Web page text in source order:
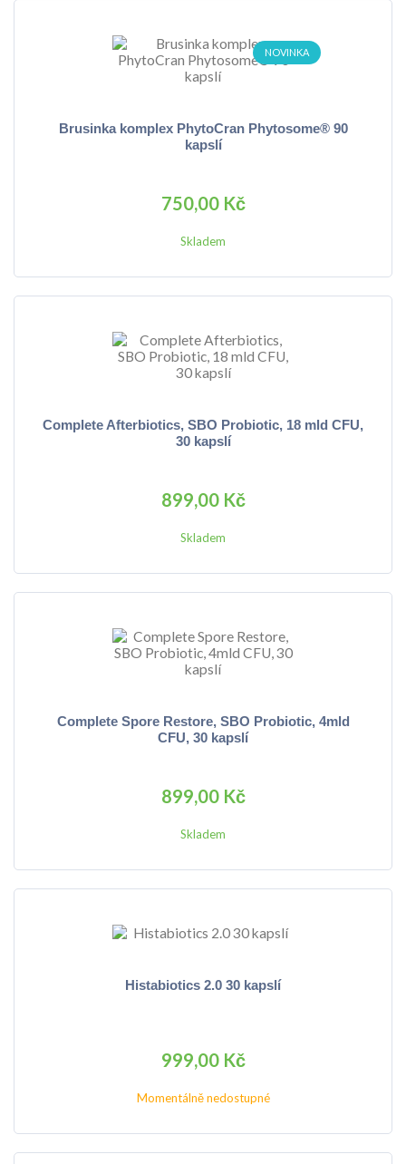
NOVINKA
Brusinka komplex PhytoCran Phytosome® 90
kapslí
750,00 Kč
Skladem
Complete Afterbiotics, SBO Probiotic, 18 mld CFU,
30 kapslí
899,00 Kč
Skladem
Complete Spore Restore, SBO Probiotic, 4mld
CFU, 30 kapslí
899,00 Kč
Skladem
Histabiotics 2.0 30 kapslí
999,00 Kč
Momentálně nedostupné